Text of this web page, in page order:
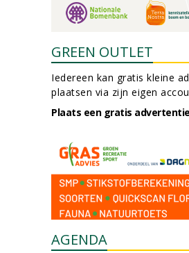
GREEN OUTLET
Iedereen kan gratis kleine
plaatsen via zijn eigen
Plaats een gratis advertentie
AGENDA